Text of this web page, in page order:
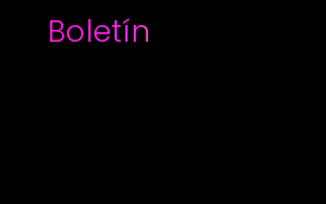
Boletín